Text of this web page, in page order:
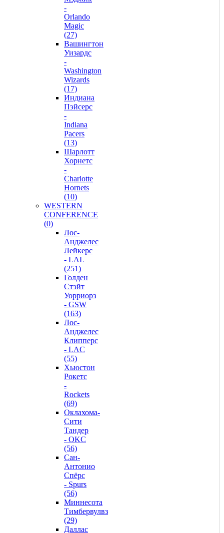
-
Orlando
Magic
(27)
Вашингтон
Уизардс
-
Washington
Wizards
(17)
Индиана
Пэйсерс
-
Indiana
Pacers
(13)
Шарлотт
Хорнетс
-
Charlotte
Hornets
(10)
WESTERN
CONFERENCE
(0)
Лос-
Анджелес
Лейкерс
- LAL
(251)
Голден
Стэйт
Уорриорз
- GSW
(163)
Лос-
Анджелес
Клипперс
- LAC
(55)
Хьюстон
Рокетс
-
Rockets
(69)
Оклахома-
Сити
Тандер
- OKC
(56)
Сан-
Антонио
Спёрс
- Spurs
(56)
Миннесота
Тимбервулвз
(29)
Даллас